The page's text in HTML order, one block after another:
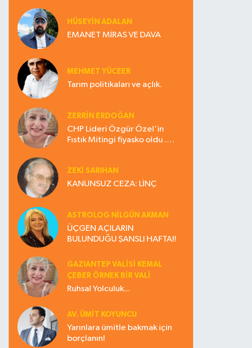
HÜSEYIN ADALAN
EMANET MİRAS VE DAVA
MEHMET YÜCEER
Tarım politikaları ve açlık.
ZERRIN ERDOĞAN
CHP Lideri Özgür Özel'in
Fıstık Mitingi fiyasko oldu .
ZEKI SARIHAN
KANUNSUZ CEZA: LİNÇ
ASTROLOG NILGÜN AKMAN
ÜÇGEN AÇILARIN
BULUNDUĞU ŞANSLI HAFTA!!
GAZIANTEP VALISI KEMAL
ÇEBER ÖRNEK BİR VALİ
Ruhsal Yolculuk...
AV. ÜMIT KOYUNCU
Yarınlara ümitle bakmak için
borçlanın!